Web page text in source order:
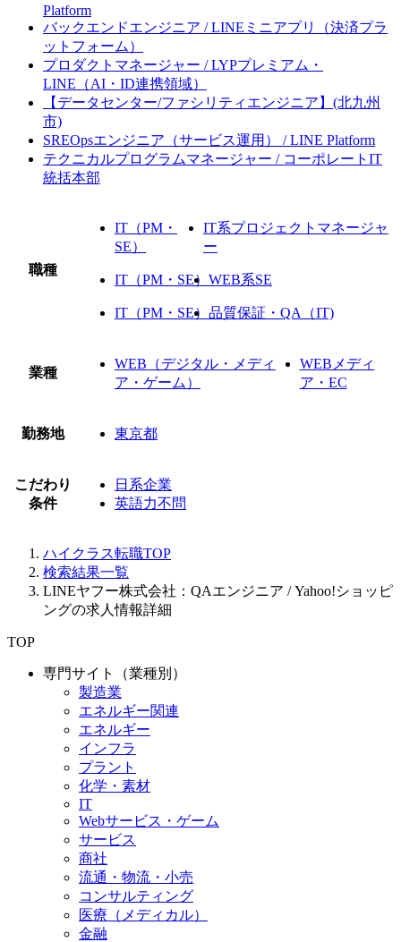
Platform
バックエンドエンジニア / LINEミニアプリ（決済プラ
ットフォーム）
プロダクトマネージャー / LYPプレミアム・
LINE（AI・ID連携領域）
【データセンター/ファシリティエンジニア】(北九州
市)
SREOpsエンジニア（サービス運用） / LINE Platform
テクニカルプログラムマネージャー / コーポレートIT
統括本部
職種
IT（PM・
SE）
IT系プロジェクトマネージャ
ー
IT（PM・SE） WEB系SE
IT（PM・SE） 品質保証・QA（IT)
業種
WEB（デジタル・メディ
ア・ゲーム）
WEBメディ
ア・EC
勤務地 東京都
こだわり
条件
日系企業
英語力不問
ハイクラス転職TOP
検索結果一覧
LINEヤフー株式会社：QAエンジニア / Yahoo!ショッピ
ングの求人情報詳細
TOP
専門サイト（業種別）
製造業
エネルギー関連
エネルギー
インフラ
プラント
化学・素材
IT
Webサービス・ゲーム
サービス
商社
流通・物流・小売
コンサルティング
医療（メディカル）
金融